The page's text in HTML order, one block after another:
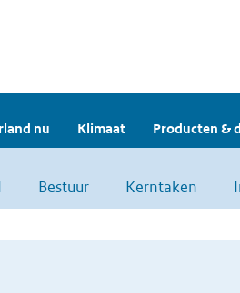
nu Klimaat Producten &
Bestuur Kerntaken